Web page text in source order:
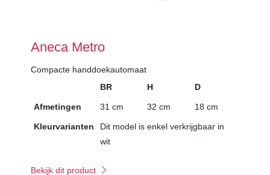
Aneca Metro
Compacte handdoekautomaat
BR
H D
Afmetingen 31 cm 32 cm 18 cm
Kleurvarianten
Dit model is enkel verkrijgbaar in
wit
Bekijk dit product